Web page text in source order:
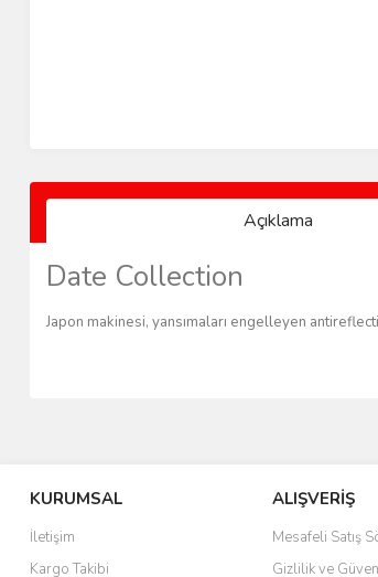
Açıklama
Date Collection
Japon makinesi, yansımaları engelleyen
KURUMSAL
İletişim
Kargo Takibi
ALIŞVERİŞ
Mesafeli Satış
Gizlilik ve